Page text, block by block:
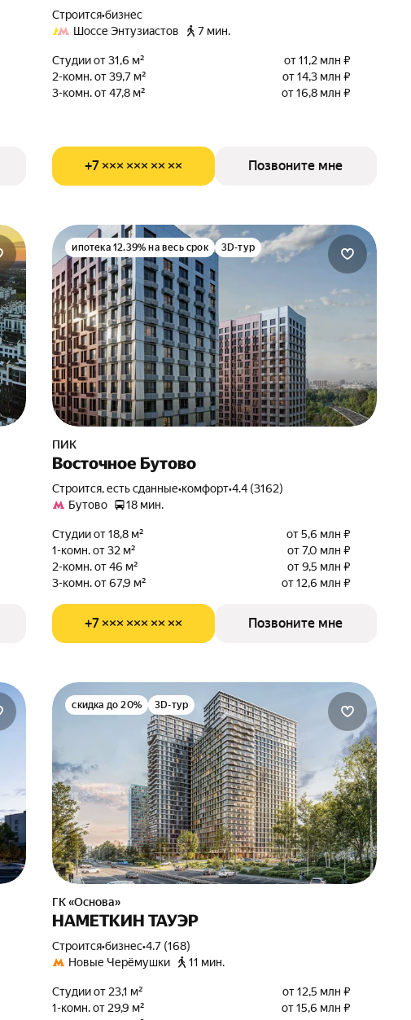
Строится•бизнес
Шоссе Энтузиастов
7 мин.
Студии от 31,6 м²
от 11,2 млн ₽
2-комн. от 39,7 м²
от 14,3 млн ₽
3-комн. от 47,8 м²
от 16,8 млн ₽
+7 ××× ××× ×× ×× Позвоните мне
ипотека 12.39% на весь срок 3D-тур
ПИК
Восточное Бутово
Строится, есть сданные•комфорт•4.4 (3162)
Бутово
18 мин.
Студии от 18,8 м²
от 5,6 млн ₽
1-комн. от 32 м²
от 7,0 млн ₽
2-комн. от 46 м²
от 9,5 млн ₽
3-комн. от 67,9 м²
от 12,6 млн ₽
+7 ××× ××× ×× ×× Позвоните мне
скидка до 20% 3D-тур
ГК «Основа»
НАМЕТКИН ТАУЭР
Строится•бизнес•4.7 (168)
Новые Черёмушки
11 мин.
Студии от 23,1 м²
от 12,5 млн ₽
1-комн. от 29,9 м²
от 15,6 млн ₽